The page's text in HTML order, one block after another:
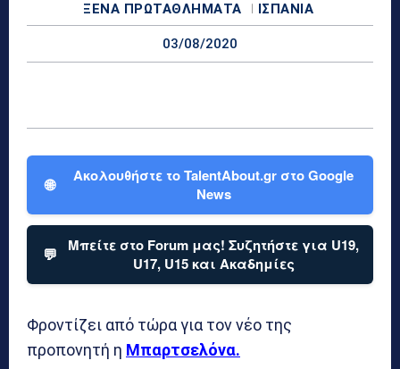
ΞΈΝΑ ΠΡΩΤΑΘΛΉΜΑΤΑ ΙΣΠΑΝΊΑ
03/08/2020
🌐
Ακολουθήστε το TalentAbout.gr στο Google
News
💬
Μπείτε στο Forum μας! Συζητήστε για U19,
U17, U15 και Ακαδημίες
Φροντίζει από τώρα για τον νέο της
προπονητή η Μπαρτσελόνα.